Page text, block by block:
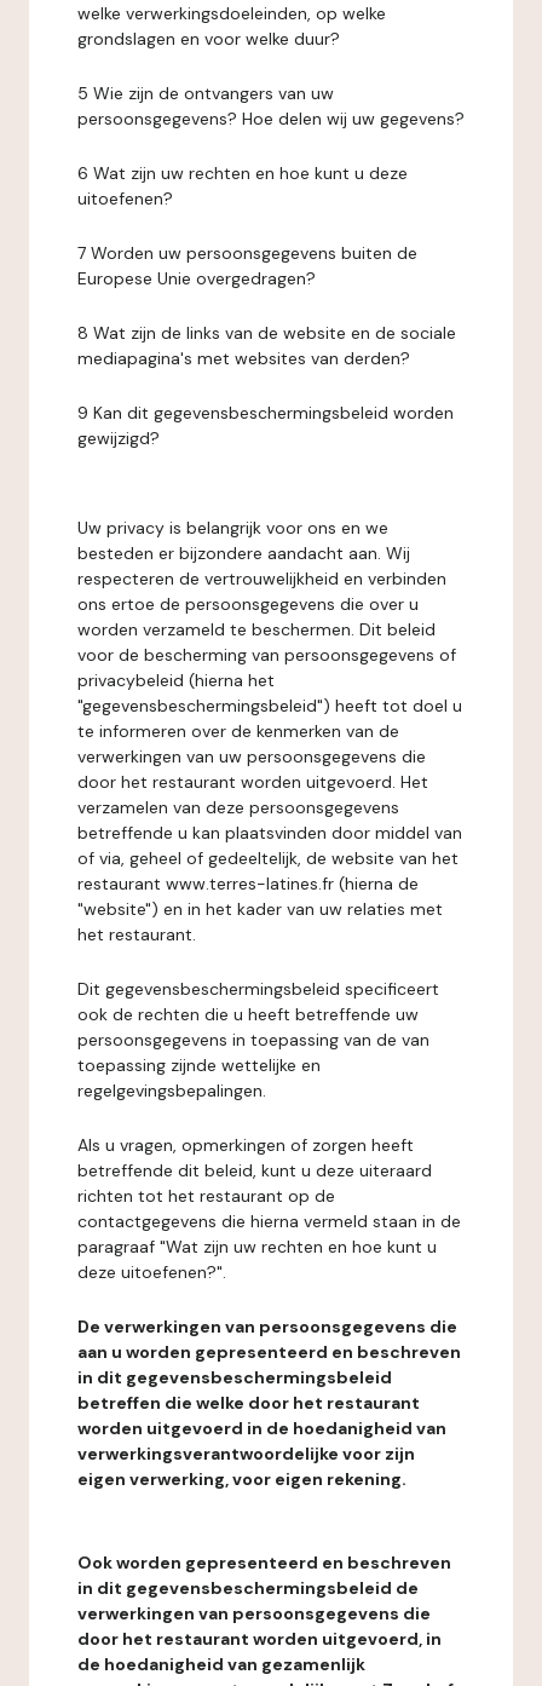
welke verwerkingsdoeleinden, op welke
grondslagen en voor welke duur?
5 Wie zijn de ontvangers van uw
persoonsgegevens? Hoe delen wij uw gegevens?
6 Wat zijn uw rechten en hoe kunt u deze
uitoefenen?
7 Worden uw persoonsgegevens buiten de
Europese Unie overgedragen?
8 Wat zijn de links van de website en de sociale
mediapagina's met websites van derden?
9 Kan dit gegevensbeschermingsbeleid worden
gewijzigd?
Uw privacy is belangrijk voor ons en we
besteden er bijzondere aandacht aan. Wij
respecteren de vertrouwelijkheid en verbinden
ons ertoe de persoonsgegevens die over u
worden verzameld te beschermen. Dit beleid
voor de bescherming van persoonsgegevens of
privacybeleid (hierna het
"gegevensbeschermingsbeleid") heeft tot doel u
te informeren over de kenmerken van de
verwerkingen van uw persoonsgegevens die
door het restaurant worden uitgevoerd. Het
verzamelen van deze persoonsgegevens
betreffende u kan plaatsvinden door middel van
of via, geheel of gedeeltelijk, de website van het
restaurant www.terres-latines.fr (hierna de
"website") en in het kader van uw relaties met
het restaurant.
Dit gegevensbeschermingsbeleid specificeert
ook de rechten die u heeft betreffende uw
persoonsgegevens in toepassing van de van
toepassing zijnde wettelijke en
regelgevingsbepalingen.
Als u vragen, opmerkingen of zorgen heeft
betreffende dit beleid, kunt u deze uiteraard
richten tot het restaurant op de
contactgegevens die hierna vermeld staan in de
paragraaf "Wat zijn uw rechten en hoe kunt u
deze uitoefenen?".
De verwerkingen van persoonsgegevens die
aan u worden gepresenteerd en beschreven
in dit gegevensbeschermingsbeleid
betreffen die welke door het restaurant
worden uitgevoerd in de hoedanigheid van
verwerkingsverantwoordelijke voor zijn
eigen verwerking, voor eigen rekening.
Ook worden gepresenteerd en beschreven
in dit gegevensbeschermingsbeleid de
verwerkingen van persoonsgegevens die
door het restaurant worden uitgevoerd, in
de hoedanigheid van gezamenlijk